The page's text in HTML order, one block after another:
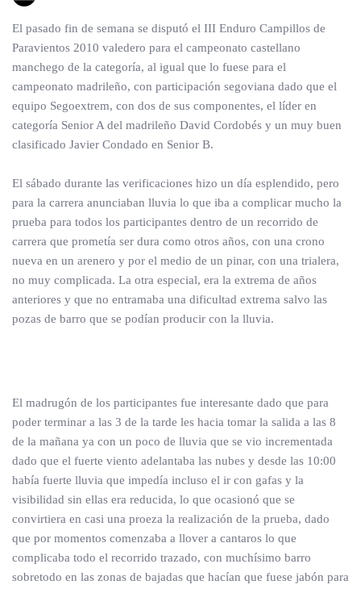
El pasado fin de semana se disputó el III Enduro Campillos de
Paravientos 2010 valedero para el campeonato castellano
manchego de la categoría, al igual que lo fuese para el
campeonato madrileño, con participación segoviana dado que el
equipo Segoextrem, con dos de sus componentes, el líder en
categoría Senior A del madrileño David Cordobés y un muy buen
clasificado Javier Condado en Senior B.
El sábado durante las verificaciones hizo un día esplendido, pero
para la carrera anunciaban lluvia lo que iba a complicar mucho la
prueba para todos los participantes dentro de un recorrido de
carrera que prometía ser dura como otros años, con una crono
nueva en un arenero y por el medio de un pinar, con una trialera,
no muy complicada. La otra especial, era la extrema de años
anteriores y que no entramaba una dificultad extrema salvo las
pozas de barro que se podían producir con la lluvia.
El madrugón de los participantes fue interesante dado que para
poder terminar a las 3 de la tarde les hacia tomar la salida a las 8
de la mañana ya con un poco de lluvia que se vio incrementada
dado que el fuerte viento adelantaba las nubes y desde las 10:00
había fuerte lluvia que impedía incluso el ir con gafas y la
visibilidad sin ellas era reducida, lo que ocasionó que se
convirtiera en casi una proeza la realización de la prueba, dado
que por momentos comenzaba a llover a cantaros lo que
complicaba todo el recorrido trazado, con muchísimo barro
sobretodo en las zonas de bajadas que hacían que fuese jabón para